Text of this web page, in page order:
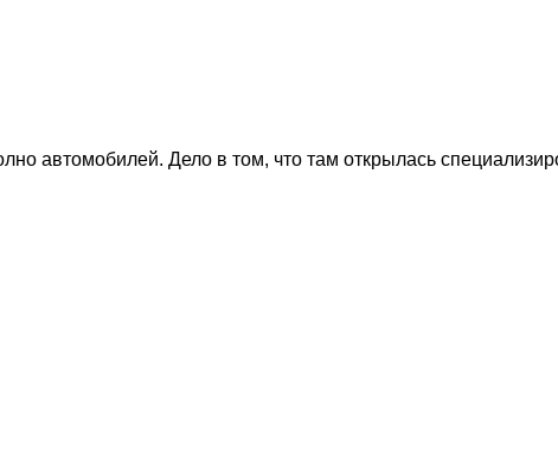
автомобилей. Дело в том, что там открылась